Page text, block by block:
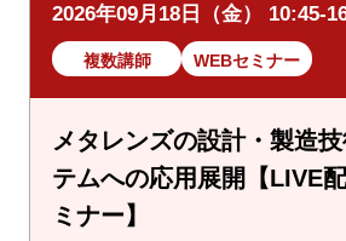
2026年09月18日（金） 10:45-
複数講師 WEBセミナー
メタレンズの設計・製造
テムへの応用展開【LIVE
ミナー】